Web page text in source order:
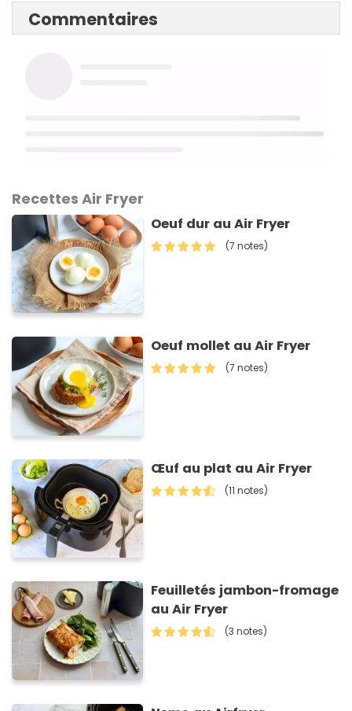
Commentaires
Recettes Air Fryer
Oeuf dur au Air Fryer
(7 notes)
Oeuf mollet au Air Fryer
(7 notes)
Œuf au plat au Air Fryer
(11 notes)
Feuilletés jambon-fromage
au Air Fryer
(3 notes)